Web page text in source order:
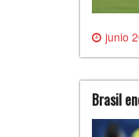
junio
Brasil